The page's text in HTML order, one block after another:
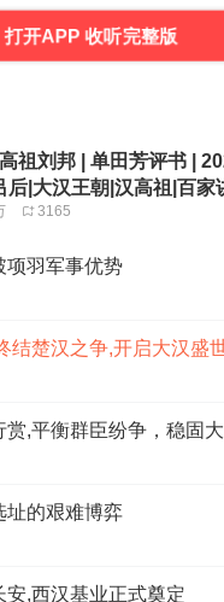
打开APP 收听完整版
祖刘邦 | 单田芳评书 |
后|大汉王朝|汉高祖|百家
3165
项羽军事优势
结楚汉之争,开启大汉盛
,平衡群臣纷争，稳固
址的艰难博弈
,西汉基业正式奠定